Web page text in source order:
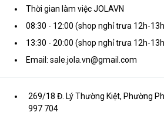
Thời gian làm việc JOLAVN
08:30 - 12:00 (shop nghỉ trưa 12h-
13:30 - 20:00 (shop nghỉ trưa 12h-
Email: sale.jola.vn@gmail.com
269/18 Đ. Lý Thường Kiệt, Phường
997 704